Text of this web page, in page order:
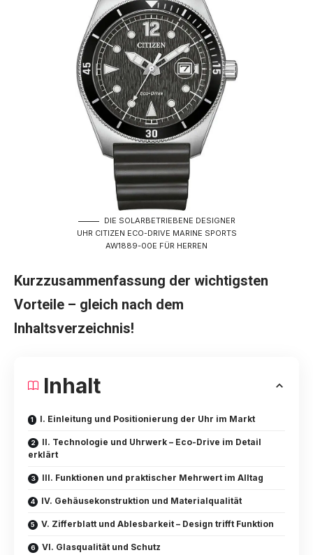
DIE SOLARBETRIEBENE DESIGNER
UHR CITIZEN ECO-DRIVE MARINE SPORTS
AW1889-00E FÜR HERREN
Kurzzusammenfassung der wichtigsten
Vorteile – gleich nach dem
Inhaltsverzeichnis!
Inhalt
I. Einleitung und Positionierung der Uhr im Markt
II. Technologie und Uhrwerk – Eco-Drive im Detail
erklärt
III. Funktionen und praktischer Mehrwert im Alltag
IV. Gehäusekonstruktion und Materialqualität
V. Zifferblatt und Ablesbarkeit – Design trifft Funktion
VI. Glasqualität und Schutz